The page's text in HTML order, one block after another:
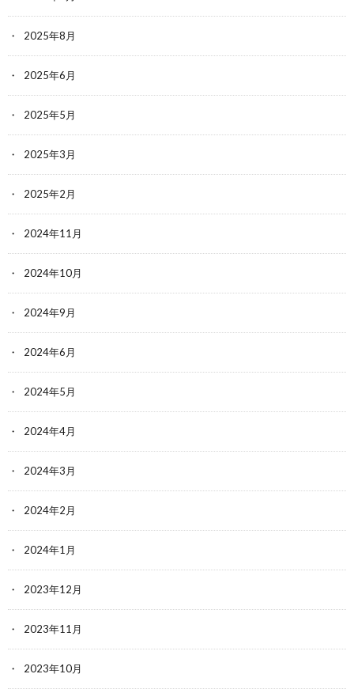
2025年8月
2025年6月
2025年5月
2025年3月
2025年2月
2024年11月
2024年10月
2024年9月
2024年6月
2024年5月
2024年4月
2024年3月
2024年2月
2024年1月
2023年12月
2023年11月
2023年10月